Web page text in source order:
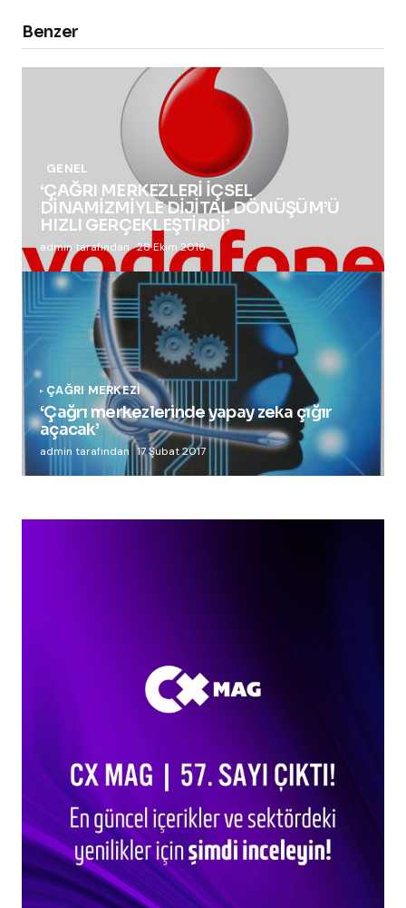
Benzer
GENEL
‘ÇAĞRI MERKEZLERİ İÇSEL
DİNAMİZMİYLE DİJİTAL DÖNÜŞÜM’Ü
HIZLI GERÇEKLEŞTİRDİ’
admin tarafından 28 Ekim 2016
ÇAĞRI MERKEZI
‘Çağrı merkezlerinde yapay zeka çığır
açacak’
admin tarafından 17 Şubat 2017